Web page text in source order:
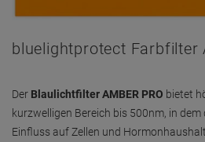
bluelightprotect Farbfilter
Der Blaulichtfilter AMBER PRO bietet
kurzwelligen Bereich bis 500nm, in
Einfluss auf Zellen und